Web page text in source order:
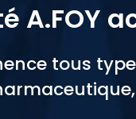
A.FOY
tous